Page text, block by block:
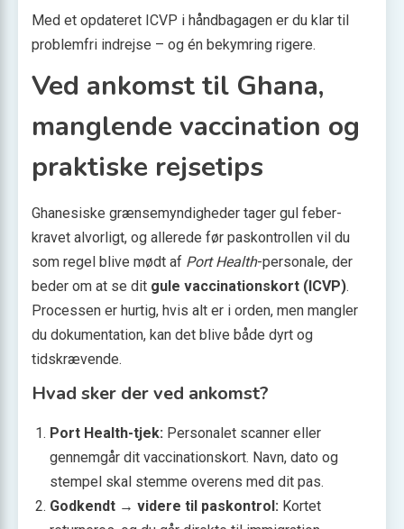
Med et opdateret ICVP i hånd­bagagen er du klar til
problemfri indrejse – og én bekymring rigere.
Ved ankomst til Ghana,
manglende vaccination og
praktiske rejsetips
Ghanesiske grænsemyndigheder tager gul feber-
kravet alvorligt, og allerede før paskontrollen vil du
som regel blive mødt af Port Health-personale, der
beder om at se dit gule vaccinationskort (ICVP).
Processen er hurtig, hvis alt er i orden, men mangler
du dokumentation, kan det blive både dyrt og
tidskrævende.
Hvad sker der ved ankomst?
Port Health-tjek: Personalet scanner eller
gennemgår dit vaccinationskort. Navn, dato og
stempel skal stemme overens med dit pas.
Godkendt → videre til paskontrol: Kortet